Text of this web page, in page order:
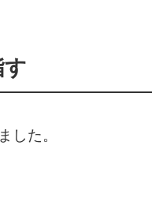
した。